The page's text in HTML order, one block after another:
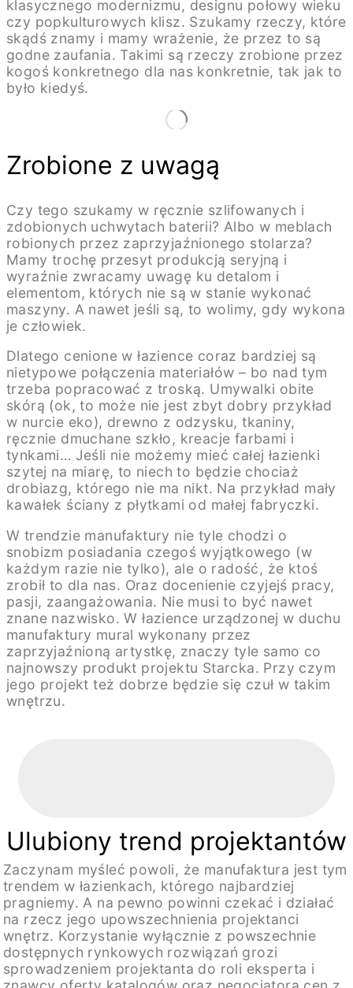
klasycznego modernizmu, designu połowy wieku
czy popkulturowych klisz. Szukamy rzeczy, które
skądś znamy i mamy wrażenie, że przez to są
godne zaufania. Takimi są rzeczy zrobione przez
kogoś konkretnego dla nas konkretnie, tak jak to
było kiedyś.
Zrobione z uwagą
Czy tego szukamy w ręcznie szlifowanych i
zdobionych uchwytach baterii? Albo w meblach
robionych przez zaprzyjaźnionego stolarza?
Mamy trochę przesyt produkcją seryjną i
wyraźnie zwracamy uwagę ku detalom i
elementom, których nie są w stanie wykonać
maszyny. A nawet jeśli są, to wolimy, gdy wykona
je człowiek.
Dlatego cenione w łazience coraz bardziej są
nietypowe połączenia materiałów – bo nad tym
trzeba popracować z troską. Umywalki obite
skórą (ok, to może nie jest zbyt dobry przykład
w nurcie eko), drewno z odzysku, tkaniny,
ręcznie dmuchane szkło, kreacje farbami i
tynkami… Jeśli nie możemy mieć całej łazienki
szytej na miarę, to niech to będzie chociaż
drobiazg, którego nie ma nikt. Na przykład mały
kawałek ściany z płytkami od małej fabryczki.
W trendzie manufaktury nie tyle chodzi o
snobizm posiadania czegoś wyjątkowego (w
każdym razie nie tylko), ale o radość, że ktoś
zrobił to dla nas. Oraz docenienie czyjejś pracy,
pasji, zaangażowania. Nie musi to być nawet
znane nazwisko. W łazience urządzonej w duchu
manufaktury mural wykonany przez
zaprzyjaźnioną artystkę, znaczy tyle samo co
najnowszy produkt projektu Starcka. Przy czym
jego projekt też dobrze będzie się czuł w takim
wnętrzu.
Ulubiony trend projektantów
Zaczynam myśleć powoli, że manufaktura jest tym
trendem w łazienkach, którego najbardziej
pragniemy. A na pewno powinni czekać i działać
na rzecz jego upowszechnienia projektanci
wnętrz. Korzystanie wyłącznie z powszechnie
dostępnych rynkowych rozwiązań grozi
sprowadzeniem projektanta do roli eksperta i